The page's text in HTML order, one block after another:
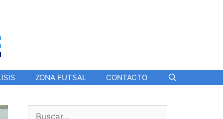
ZONA FUTSAL CONTACTO
Buscar: